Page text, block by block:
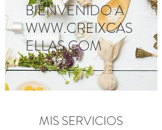
BIENVENIDO A
WWW.CREIXCAS
ELLAS.COM
MIS SERVICIOS